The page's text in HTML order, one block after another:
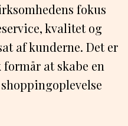
fokus
kvalitet og
af kunderne. Det er
at skabe en